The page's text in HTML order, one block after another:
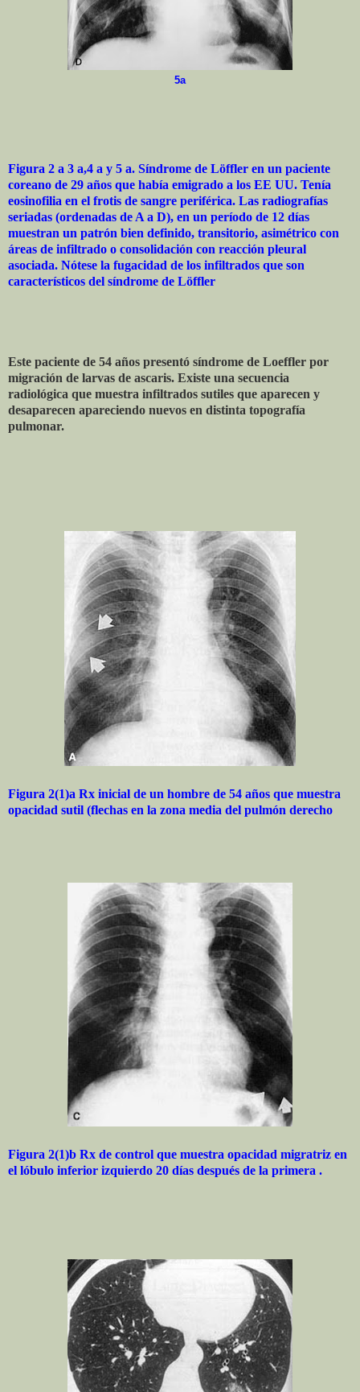
5a
Figura 2 a 3 a,4 a y 5 a. Síndrome de Löffler en un paciente
coreano de 29 años que había emigrado a los EE UU. Tenía
eosinofilia en el frotis de sangre periférica. Las radiografías
seriadas (ordenadas de A a D), en un período de 12 días
muestran un patrón bien definido, transitorio, asimétrico con
áreas de infiltrado o consolidación con reacción pleural
asociada. Nótese la fugacidad de los infiltrados que son
característicos del síndrome de Löffler
Este paciente de 54 años presentó síndrome de Loeffler por
migración de larvas de ascaris. Existe una secuencia
radiológica que muestra infiltrados sutiles que aparecen y
desaparecen apareciendo nuevos en distinta topografía
pulmonar.
Figura 2(1)a Rx inicial de un hombre de 54 años que muestra
opacidad sutil (flechas en la zona media del pulmón derecho
Figura 2(1)b Rx de control que muestra opacidad migratriz en
el lóbulo inferior izquierdo 20 días después de la primera .